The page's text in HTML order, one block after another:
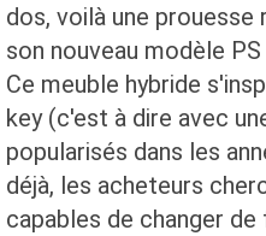
dos, voilà une prouesse
son nouveau modèle
Ce meuble hybride
key (c'est à dire avec
popularisés dans les
déjà, les acheteurs
capables de changer